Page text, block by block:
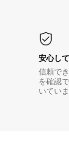
安心し
信頼で
を確認
いていま